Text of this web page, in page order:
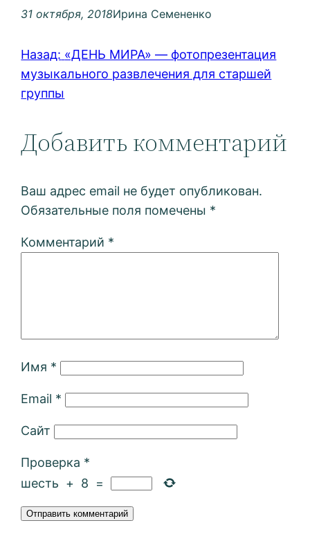
31 октября, 2018Ирина Семененко
Назад: «ДЕНЬ МИРА» — фотопрезентация
музыкального развлечения для старшей
группы
Добавить комментарий
Ваш адрес email не будет опубликован.
Обязательные поля помечены *
Комментарий *
Имя *
Email *
Сайт
Проверка *
шесть + 8 =